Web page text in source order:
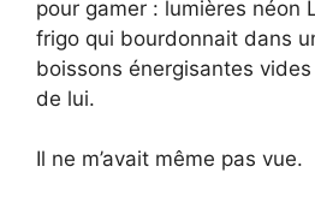
pour gamer : lumières néon
frigo qui bourdonnait dans
boissons énergisantes
de lui.
Il ne m’avait même pas vue.